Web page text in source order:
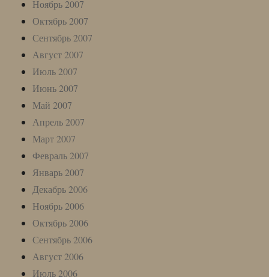
Ноябрь 2007
Октябрь 2007
Сентябрь 2007
Август 2007
Июль 2007
Июнь 2007
Май 2007
Апрель 2007
Март 2007
Февраль 2007
Январь 2007
Декабрь 2006
Ноябрь 2006
Октябрь 2006
Сентябрь 2006
Август 2006
Июль 2006